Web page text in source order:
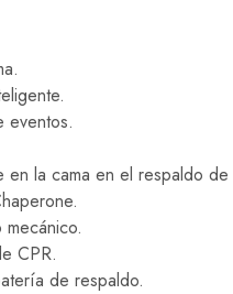
eventos.
la cama en el respaldo de
CPR.
de respaldo.